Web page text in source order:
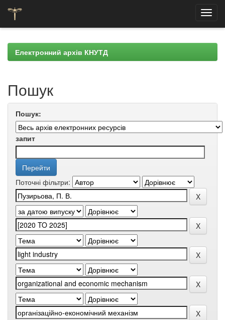
navigationЕлектронний архів КНУТД
Пошук
Пошук:
запит
Поточні фільтри: